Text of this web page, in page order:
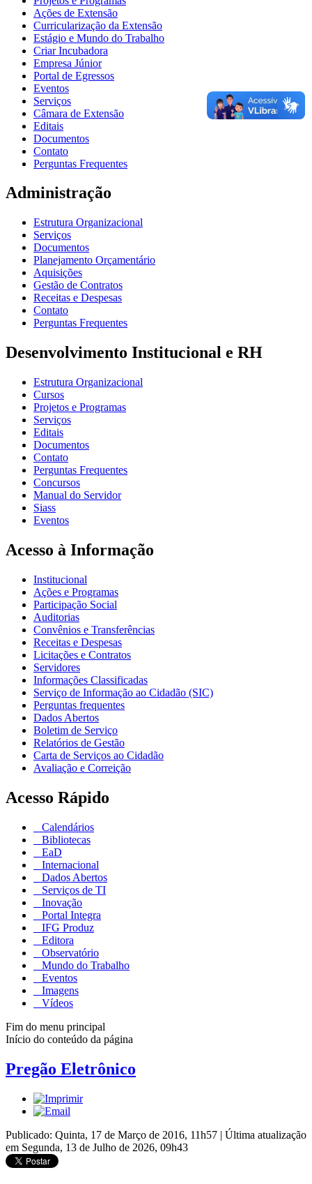
Ações de Extensão
Curricularização da Extensão
Estágio e Mundo do Trabalho
Criar Incubadora
Empresa Júnior
Portal de Egressos
Eventos
Serviços
Câmara de Extensão
Editais
Documentos
Contato
Perguntas Frequentes
Administração
Estrutura Organizacional
Serviços
Documentos
Planejamento Orçamentário
Aquisições
Gestão de Contratos
Receitas e Despesas
Contato
Perguntas Frequentes
Desenvolvimento Institucional e RH
Estrutura Organizacional
Cursos
Projetos e Programas
Serviços
Editais
Documentos
Contato
Perguntas Frequentes
Concursos
Manual do Servidor
Siass
Eventos
Acesso à Informação
Institucional
Ações e Programas
Participação Social
Auditorias
Convênios e Transferências
Receitas e Despesas
Licitações e Contratos
Servidores
Informações Classificadas
Serviço de Informação ao Cidadão (SIC)
Perguntas frequentes
Dados Abertos
Boletim de Serviço
Relatórios de Gestão
Carta de Serviços ao Cidadão
Avaliação e Correição
Acesso Rápido
Calendários
Bibliotecas
EaD
Internacional
Dados Abertos
Serviços de TI
Inovação
Portal Integra
IFG Produz
Editora
Observatório
Mundo do Trabalho
Eventos
Imagens
Vídeos
Fim do menu principal
Início do conteúdo da página
Pregão Eletrônico
Publicado: Quinta, 17 de Março de 2016, 11h57 | Última atualização
em Segunda, 13 de Julho de 2026, 09h43